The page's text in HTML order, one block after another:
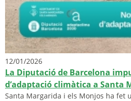
12/01/2026
La Diputació de Barcelona
d’adaptació climàtica a Santa
Santa Margarida i els Monjos ha fet